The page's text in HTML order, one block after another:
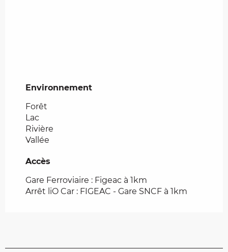
Environnement
Environnement
Forêt
Lac
Rivière
Vallée
Accès
Accès
Gare Ferroviaire : Figeac à 1km
Arrêt liO Car : FIGEAC - Gare SNCF à 1km